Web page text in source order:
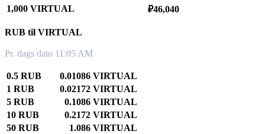
1,000 VIRTUAL
₽46,040
RUB til VIRTUAL
Pr. dags dato 11:05 AM
0.5 RUB
0.01086 VIRTUAL
1 RUB
0.02172 VIRTUAL
5 RUB
0.1086 VIRTUAL
10 RUB
0.2172 VIRTUAL
50 RUB
1.086 VIRTUAL